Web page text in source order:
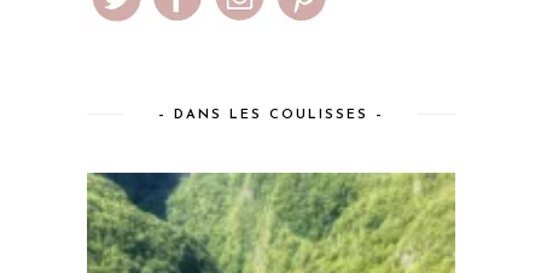
– DANS LES COULISSES –